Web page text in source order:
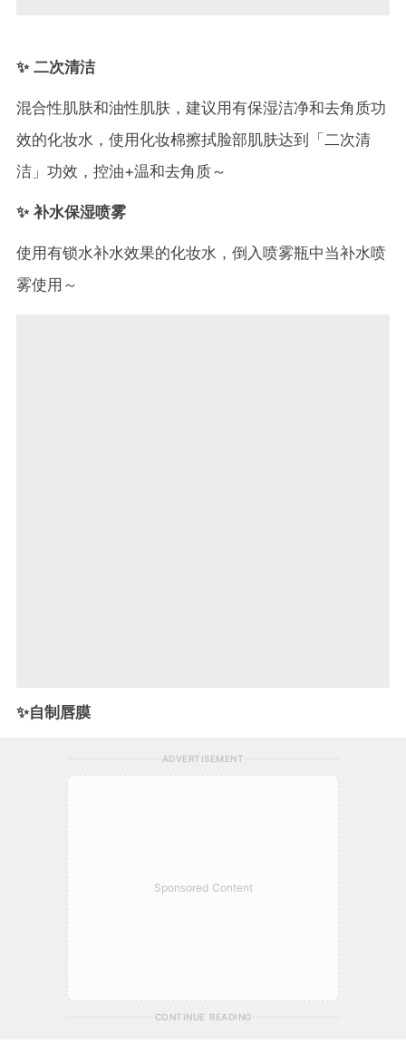
✨ 二次清洁
混合性肌肤和油性肌肤，建议用有保湿洁净和去角质功
效的化妆水，使用化妆棉擦拭脸部肌肤达到「二次清
洁」功效，控油+温和去角质～
✨ 补水保湿喷雾
使用有锁水补水效果的化妆水，倒入喷雾瓶中当补水喷
雾使用～
✨自制唇膜
ADVERTISEMENT
Sponsored Content
CONTINUE READING